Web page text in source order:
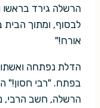
הרשלה גירד בראשו
לבסוף, ומתוך הבית
אורח!"
הדלת נפתחה
בפתח. "רבי חסון!"
הרשלה, חשב הרבי,